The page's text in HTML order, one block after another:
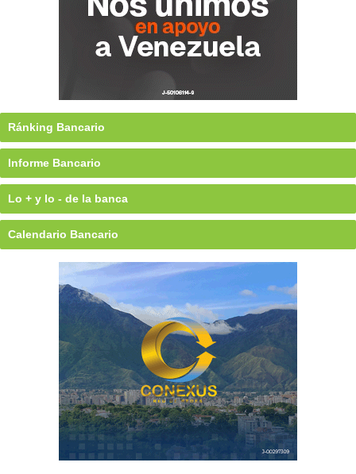
Ránking Bancario
Informe Bancario
Lo + y lo - de la banca
Calendario Bancario